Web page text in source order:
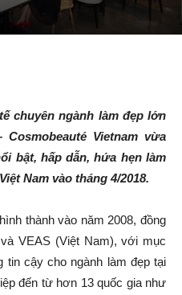
chuyên ngành làm đẹp lớn
Vietnam vừa
bật, hấp dẫn, hứa hẹn làm
Nam vào tháng 4/2018.
thành vào năm 2008, đồng
VEAS (Việt Nam), với mục
cậy cho ngành làm đẹp tại
đến từ hơn 13 quốc gia như